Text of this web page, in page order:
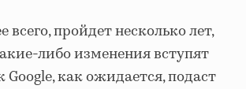
всего, пройдет несколько лет,
либо изменения вступят
Google, как ожидается, подаст